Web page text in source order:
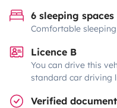
6 sleeping spaces
Comfortable
Licence B
You can drive this
standard car driving
Verified